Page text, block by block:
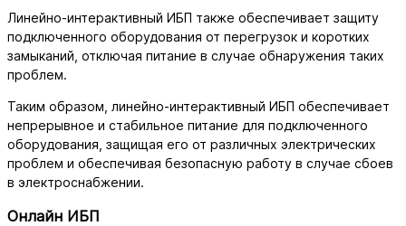
Линейно-интерактивный ИБП также обеспечивает защиту
подключенного оборудования от перегрузок и коротких
замыканий, отключая питание в случае обнаружения таких
проблем.
Таким образом, линейно-интерактивный ИБП обеспечивает
непрерывное и стабильное питание для подключенного
оборудования, защищая его от различных электрических
проблем и обеспечивая безопасную работу в случае сбоев
в электроснабжении.
Онлайн ИБП